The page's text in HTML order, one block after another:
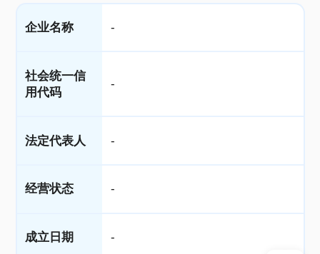
企业名称 -
社会统一信
用代码
-
法定代表人 -
经营状态 -
成立日期 -